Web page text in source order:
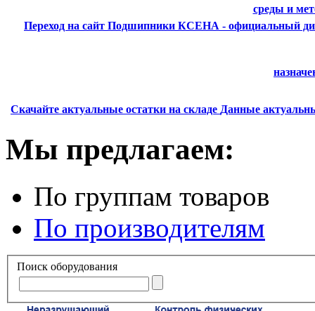
среды и
Переход на сайт Подшипники КСЕНА - официальный
Скачайте актуальные остатки на складе Данные
Мы предлагаем:
По группам товаров
По производителям
Поиск оборудования